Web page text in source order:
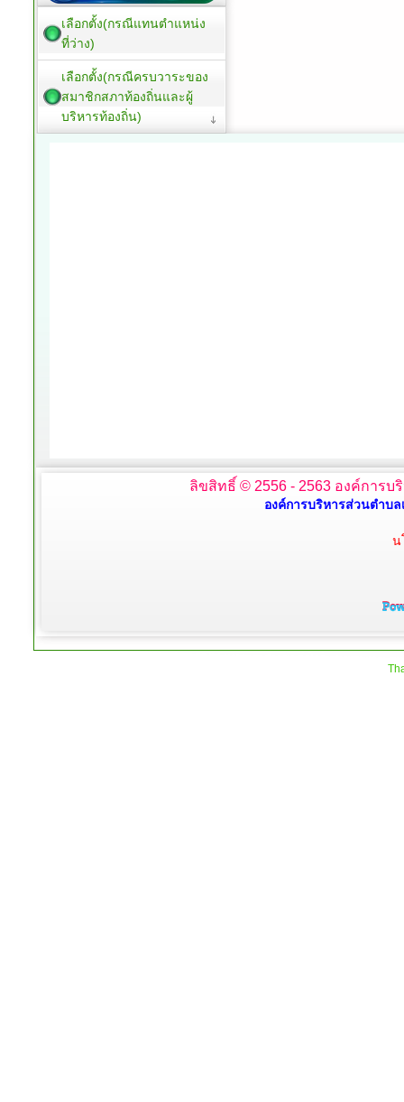
เลือกตั้ง(กรณีแทนตำแหน่ง
ที่ว่าง)
เลือกตั้ง(กรณีครบวาระของ
สมาชิกสภาท้องถิ่นและผู้
บริหารท้องถิ่น)
ลิขสิทธิ์ © 2556 - 2563 องค์การบ
องค์การบริหารส่วนตำบล
น